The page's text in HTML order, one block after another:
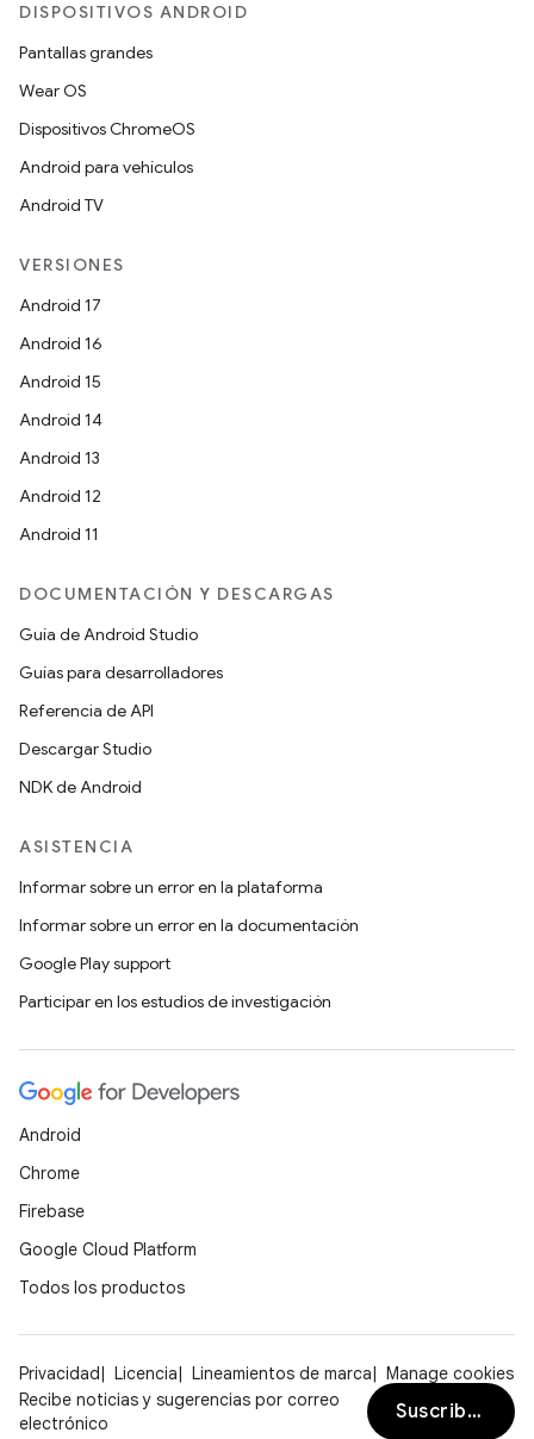
DISPOSITIVOS ANDROID
Pantallas grandes
Wear OS
Dispositivos ChromeOS
Android para vehículos
Android TV
VERSIONES
Android 17
Android 16
Android 15
Android 14
Android 13
Android 12
Android 11
DOCUMENTACIÓN Y DESCARGAS
Guía de Android Studio
Guías para desarrolladores
Referencia de API
Descargar Studio
NDK de Android
ASISTENCIA
Informar sobre un error en la plataforma
Informar sobre un error en la documentación
Google Play support
Participar en los estudios de investigación
Android
Chrome
Firebase
Google Cloud Platform
Todos los productos
Privacidad Licencia Lineamientos de marca
Manage cookies
Recibe noticias y sugerencias por correo
electrónico
Suscribirse